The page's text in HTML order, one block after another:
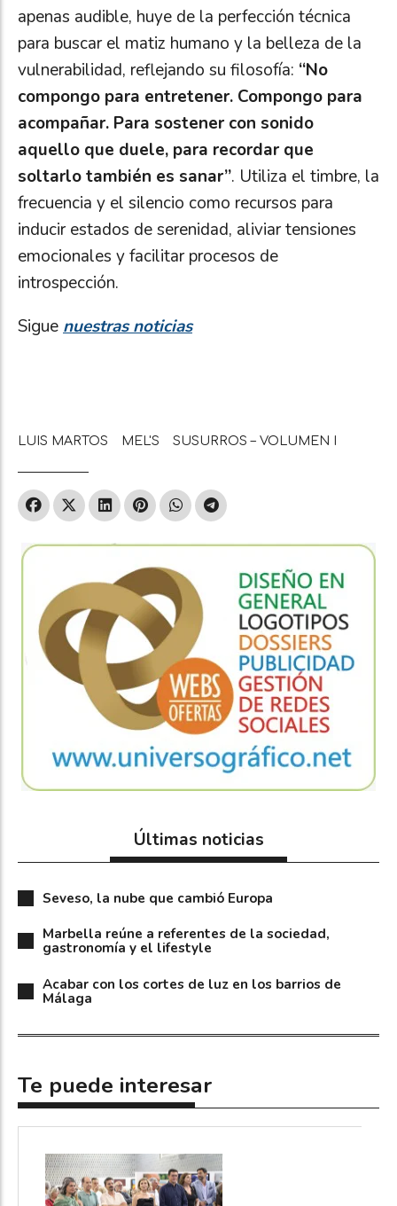
apenas audible, huye de la perfección técnica
para buscar el matiz humano y la belleza de la
vulnerabilidad, reflejando su filosofía: “No
compongo para entretener. Compongo para
acompañar. Para sostener con sonido
aquello que duele, para recordar que
soltarlo también es sanar”. Utiliza el timbre, la
frecuencia y el silencio como recursos para
inducir estados de serenidad, aliviar tensiones
emocionales y facilitar procesos de
introspección.
Sigue nuestras noticias
LUIS MARTOS MEL'S SUSURROS – VOLUMEN I
Últimas noticias
Seveso, la nube que cambió Europa
Marbella reúne a referentes de la sociedad,
gastronomía y el lifestyle
Acabar con los cortes de luz en los barrios de
Málaga
Te puede interesar